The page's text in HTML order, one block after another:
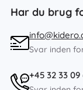
Har du brug
Svar inden
+45 32 33 09